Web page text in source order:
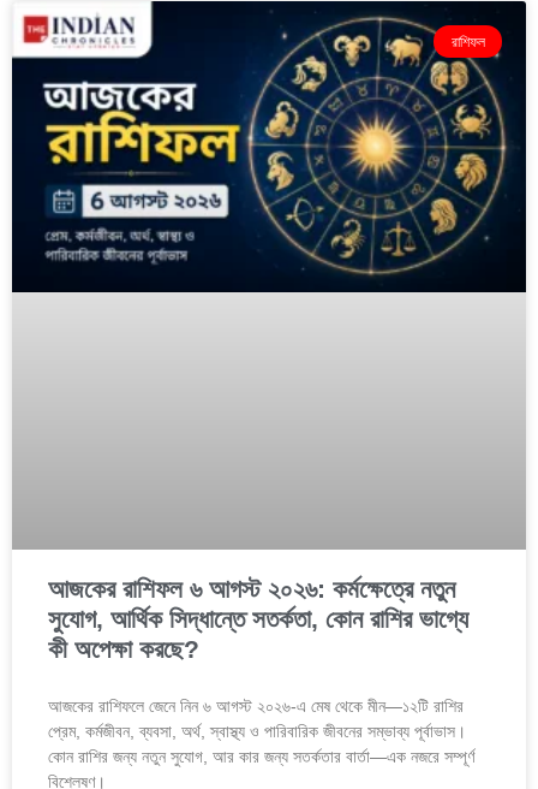
রাশিফল
আজকের রাশিফল ৬ আগস্ট ২০২৬: কর্মক্ষেত্রে নতুন
সুযোগ, আর্থিক সিদ্ধান্তে সতর্কতা, কোন রাশির ভাগ্যে
কী অপেক্ষা করছে?
আজকের রাশিফলে জেনে নিন ৬ আগস্ট ২০২৬-এ মেষ থেকে মীন—১২টি রাশির
প্রেম, কর্মজীবন, ব্যবসা, অর্থ, স্বাস্থ্য ও পারিবারিক জীবনের সম্ভাব্য পূর্বাভাস।
কোন রাশির জন্য নতুন সুযোগ, আর কার জন্য সতর্কতার বার্তা—এক নজরে সম্পূর্ণ
বিশ্লেষণ।